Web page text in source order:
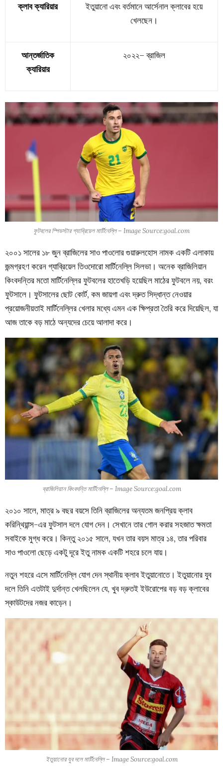
ক্লাব ক্যারিয়ার
ইতুয়ানো এবং বর্তমানে আর্সেনাল ক্লাবের হয়ে
খেলছেন।
আন্তর্জাতিক
ক্যারিয়ার
২০২২– ব্রাজিল
ফুটবলের স্পিডস্টার গ্যাব্রিয়েল মার্টিনেল্লি – Image Source:goal.com
২০০১ সালের ১৮ জুন ব্রাজিলের সাও পাওলোর গুয়ারুলহোস নামক একটি এলাকায়
জন্মগ্রহণ করেন গ্যাব্রিয়েল তিওদোরো মার্টিনেল্লি সিলভা। অনেক ব্রাজিলিয়ান
কিংবদন্তির মতো মার্টিনেল্লির ফুটবলের হাতেখড়ি হয়েছিল মাঠের ফুটবলে নয়, বরং
ফুটসালে। ফুটসালের ছোট কোর্ট, কম জায়গা এবং দ্রুত সিদ্ধান্ত নেওয়ার
প্রয়োজনীয়তাই মার্টিনেল্লির খেলার মধ্যে এমন এক ক্ষিপ্রতা তৈরি করে দিয়েছিল, যা
আজ তাকে বড় মাঠে অন্যদের চেয়ে আলাদা করে।
ব্রাজিলিয়ান কিংবদন্তি মার্টিনেল্লি – Image Source:goal.com
২০১০ সালে, মাত্র ৯ বছর বয়সে তিনি ব্রাজিলের অন্যতম জনপ্রিয় ক্লাব
করিন্থিয়ান্স-এর ফুটসাল দলে যোগ দেন। সেখানে তার গোল করার সহজাত ক্ষমতা
সবাইকে মুগ্ধ করে। কিন্তু ২০১৫ সালে, যখন তার বয়স মাত্র ১৪, তার পরিবার
সাও পাওলো ছেড়ে একটু দূরে ইতু নামক একটি শহরে চলে যায়।
নতুন শহরে এসে মার্টিনেল্লি যোগ দেন স্থানীয় ক্লাব ইতুয়ানোতে। ইতুয়ানোর যুব
দলে তিনি এতটাই দুর্দান্ত খেলছিলেন যে, খুব দ্রুতই ইউরোপের বড় বড় ক্লাবের
স্কাউটদের নজর কাড়েন।
ইতুয়ানোর যুব দলে মার্টিনেল্লি – Image Source:goal.com